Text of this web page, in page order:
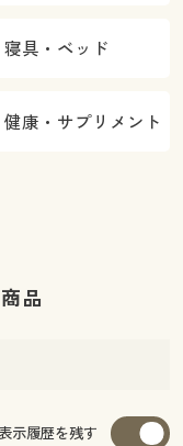
寝具・ベッド
康・サプリメント
品
表示履歴を残す